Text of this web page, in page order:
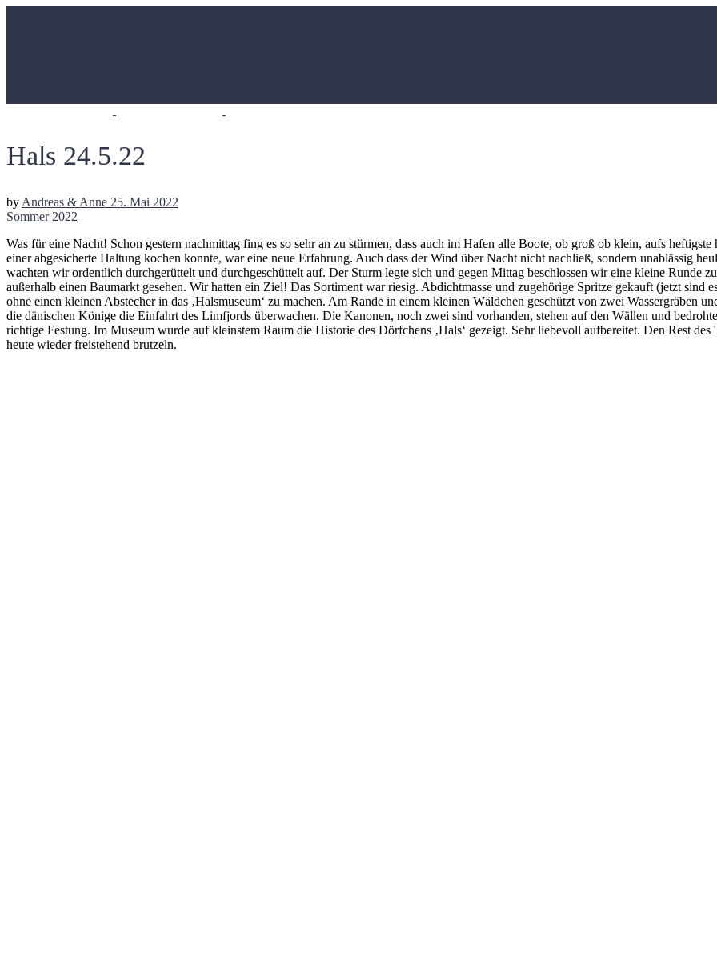
Hals 24.5.22
byAndreas & Anne 25. Mai 2022
Sommer 2022
Was für eine Nacht! Schon gestern nachmittag fing es so sehr an zu stürmen, dass auch im Hafen alle Boote, ob groß ob klein, aufs
einer abgesicherte Haltung kochen konnte, war eine neue Erfahrung. Auch dass der Wind über Nacht nicht nachließ, sondern unablässig
wachten wir ordentlich durchgerüttelt und durchgeschüttelt auf. Der Sturm legte sich und gegen Mittag beschlossen wir eine kleine Runde
außerhalb einen Baumarkt gesehen. Wir hatten ein Ziel! Das Sortiment war riesig. Abdichtmasse und zugehörige Spritze gekauft (jetzt
ohne einen kleinen Abstecher in das ‚Halsmuseum‘ zu machen. Am Rande in einem kleinen Wäldchen geschützt von zwei Wassergräben
die dänischen Könige die Einfahrt des Limfjords überwachen. Die Kanonen, noch zwei sind vorhanden, stehen auf den Wällen und
richtige Festung. Im Museum wurde auf kleinstem Raum die Historie des Dörfchens ‚Hals‘ gezeigt. Sehr liebevoll aufbereitet. Den Rest
heute wieder freistehend brutzeln.